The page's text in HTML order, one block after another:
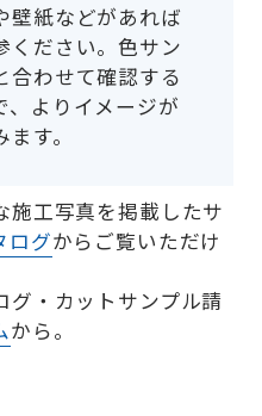
壁紙などがあれば
ください。色サン
合わせて確認する
、よりイメージが
す。
施工写真を掲載したサ
ログからご覧いただけ
グ・カットサンプル請
から。